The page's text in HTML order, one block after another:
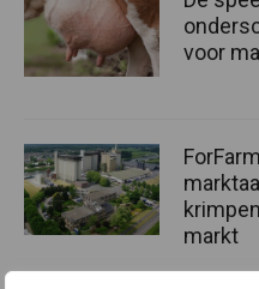
voor
markt